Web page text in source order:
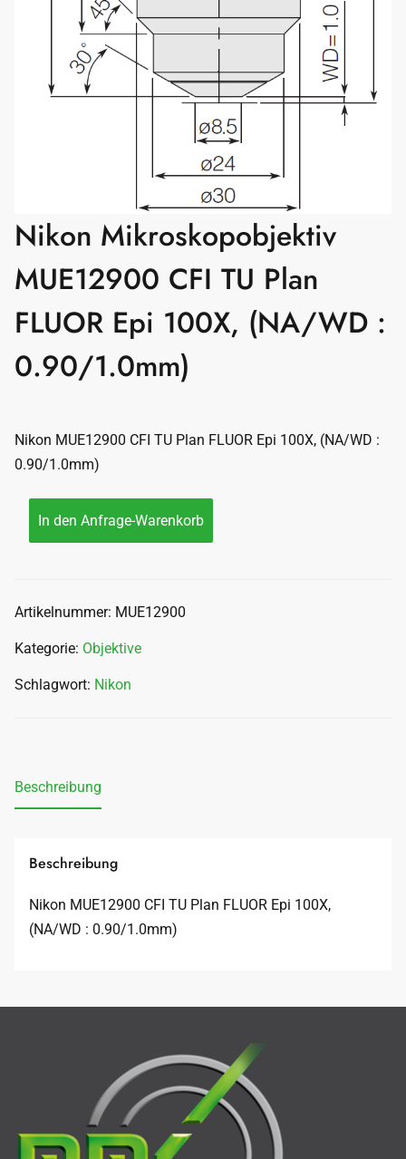
Nikon Mikroskopobjektiv
MUE12900 CFI TU Plan
FLUOR Epi 100X, (NA/WD :
0.90/1.0mm)
Nikon MUE12900 CFI TU Plan FLUOR Epi 100X, (NA/WD :
0.90/1.0mm)
In den Anfrage-Warenkorb
Artikelnummer: MUE12900
Kategorie: Objektive
Schlagwort: Nikon
Beschreibung
Beschreibung
Nikon MUE12900 CFI TU Plan FLUOR Epi 100X,
(NA/WD : 0.90/1.0mm)